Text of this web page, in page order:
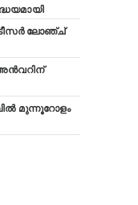
ടീസർ ലോഞ്ച്
മുന്നൂറോളം